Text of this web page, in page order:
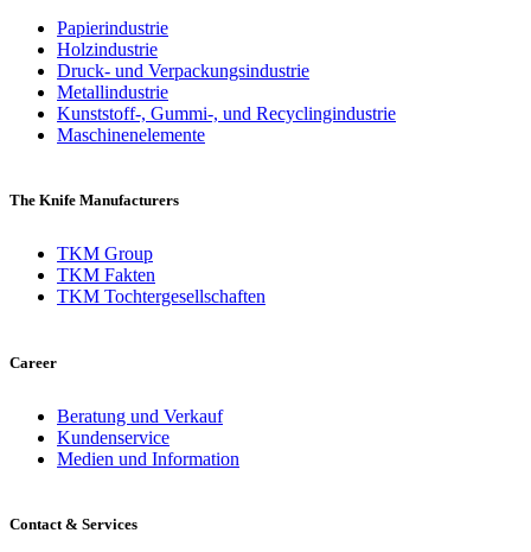
Papierindustrie
Holzindustrie
Druck- und Verpackungsindustrie
Metallindustrie
Kunststoff-, Gummi-, und Recyclingindustrie
Maschinenelemente
The Knife Manufacturers
TKM Group
TKM Fakten
TKM Tochtergesellschaften
Career
Beratung und Verkauf
Kundenservice
Medien und Information
Contact & Services